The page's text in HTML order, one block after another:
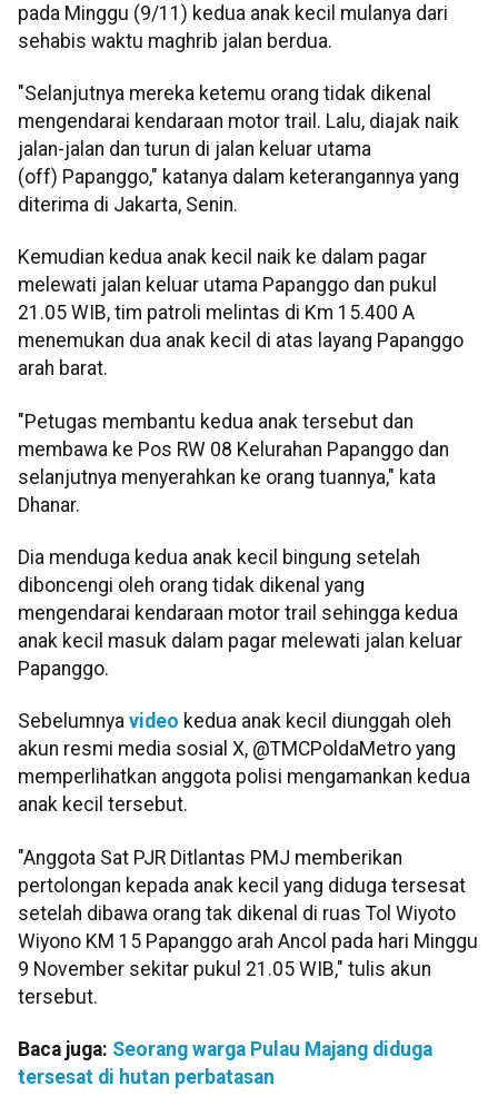
pada Minggu (9/11) kedua anak kecil mulanya dari
sehabis waktu maghrib jalan berdua.
"Selanjutnya mereka ketemu orang tidak dikenal
mengendarai kendaraan motor trail. Lalu, diajak naik
jalan-jalan dan turun di jalan keluar utama
(off) Papanggo," katanya dalam keterangannya yang
diterima di Jakarta, Senin.
Kemudian kedua anak kecil naik ke dalam pagar
melewati jalan keluar utama Papanggo dan pukul
21.05 WIB, tim patroli melintas di Km 15.400 A
menemukan dua anak kecil di atas layang Papanggo
arah barat.
"Petugas membantu kedua anak tersebut dan
membawa ke Pos RW 08 Kelurahan Papanggo dan
selanjutnya menyerahkan ke orang tuannya," kata
Dhanar.
Dia menduga kedua anak kecil bingung setelah
diboncengi oleh orang tidak dikenal yang
mengendarai kendaraan motor trail sehingga kedua
anak kecil masuk dalam pagar melewati jalan keluar
Papanggo.
Sebelumnya video kedua anak kecil diunggah oleh
akun resmi media sosial X, @TMCPoldaMetro yang
memperlihatkan anggota polisi mengamankan kedua
anak kecil tersebut.
"Anggota Sat PJR Ditlantas PMJ memberikan
pertolongan kepada anak kecil yang diduga tersesat
setelah dibawa orang tak dikenal di ruas Tol Wiyoto
Wiyono KM 15 Papanggo arah Ancol pada hari Minggu
9 November sekitar pukul 21.05 WIB," tulis akun
tersebut.
Baca juga: Seorang warga Pulau Majang diduga
tersesat di hutan perbatasan